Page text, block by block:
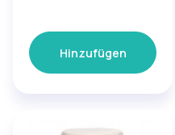
Hinzufügen